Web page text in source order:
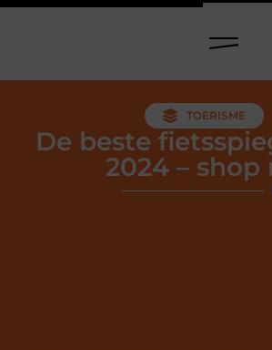
TOERISME
De beste
2024 – shop